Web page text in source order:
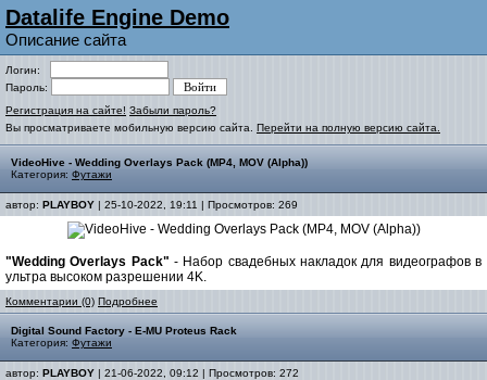
Datalife Engine Demo
Описание сайта
Логин:
Пароль:
Регистрация на сайте! Забыли пароль?
Вы просматриваете мобильную версию сайта. Перейти на полную версию сайта.
VideoHive - Wedding Overlays Pack (MP4, MOV (Alpha))
Категория: Футажи
автор: PLAYBOY | 25-10-2022, 19:11 | Просмотров: 269
"Wedding Overlays Pack" - Набор свадебных накладок для видеографов в
ультра высоком разрешении 4K.
Комментарии (0) Подробнее
Digital Sound Factory - E-MU Proteus Rack
Категория: Футажи
автор: PLAYBOY | 21-06-2022, 09:12 | Просмотров: 272